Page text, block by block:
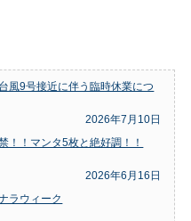
風9号接近に伴う臨時休業につ
2026年7月10日
！！マンタ5枚と絶好調！！
2026年6月16日
ラウィーク